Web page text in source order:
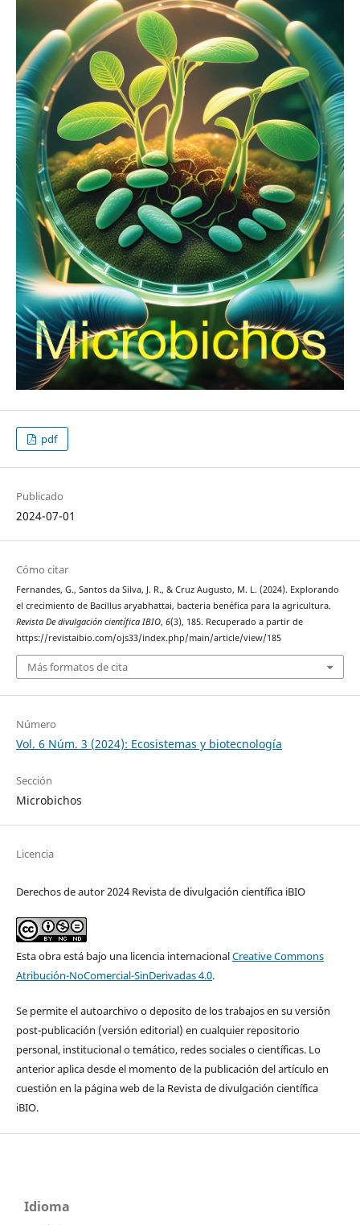
pdf
Publicado
2024-07-01
Cómo citar
Fernandes, G., Santos da Silva, J. R., & Cruz Augusto, M. L. (2024). Explorando
el crecimiento de Bacillus aryabhattai, bacteria benéfica para la agricultura.
Revista De divulgación científica IBIO, 6(3), 185. Recuperado a partir de
https://revistaibio.com/ojs33/index.php/main/article/view/185
Más formatos de cita
Número
Vol. 6 Núm. 3 (2024): Ecosistemas y biotecnología
Sección
Microbichos
Licencia
Derechos de autor 2024 Revista de divulgación científica iBIO
Esta obra está bajo una licencia internacionalCreative Commons
Atribución-NoComercial-SinDerivadas 4.0.
Se permite el autoarchivo o deposito de los trabajos en su versi´ón
post-publicación (versión editorial) en cualquier repositorio
personal, institucional o temático, redes sociales o científicas. Lo
anterior aplica desde el momento de la publicación del artículo en
cuestión en la página web de la Revista de divulgación científica
iBIO.
Idioma